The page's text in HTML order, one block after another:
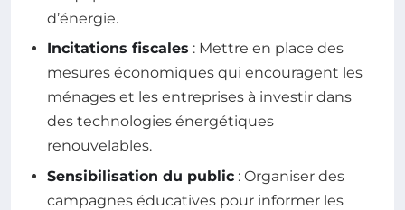
d’énergie.
Incitations fiscales : Mettre en place des
mesures économiques qui encouragent les
ménages et les entreprises à investir dans
des technologies énergétiques
renouvelables.
Sensibilisation du public : Organiser des
campagnes éducatives pour informer les